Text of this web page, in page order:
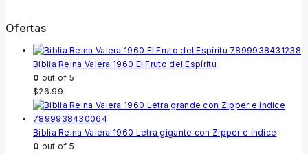
Ofertas
Biblia Reina Valera 1960 El Fruto del Espíritu
0 out of 5
$26.99
Biblia Reina Valera 1960 Letra gigante con Zipper e índice
0 out of 5